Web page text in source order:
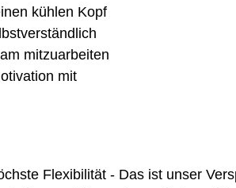
kühlen Kopf
mitzuarbeiten
mit
Flexibilität - Das ist unser